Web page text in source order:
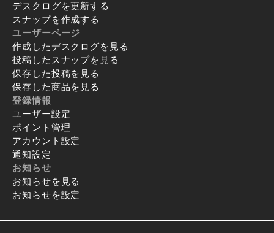
デスクログを更新する
スナップを作成する
ユーザーページ
作成したデスクログを見る
投稿したスナップを見る
保存した投稿を見る
保存した商品を見る
登録情報
ユーザー設定
ポイント管理
アカウント設定
通知設定
お知らせ
お知らせを見る
お知らせを設定